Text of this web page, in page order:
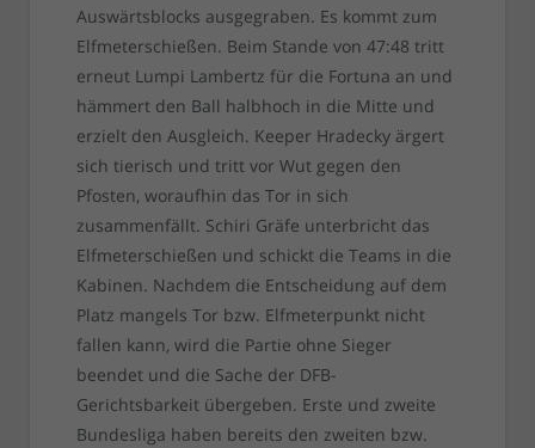
Auswärtsblocks ausgegraben. Es kommt zum
Elfmeterschießen. Beim Stande von 47:48 tritt
erneut Lumpi Lambertz für die Fortuna an und
hämmert den Ball halbhoch in die Mitte und
erzielt den Ausgleich. Keeper Hradecky ärgert
sich tierisch und tritt vor Wut gegen den
Pfosten, woraufhin das Tor in sich
zusammenfällt. Schiri Gräfe unterbricht das
Elfmeterschießen und schickt die Teams in die
Kabinen. Nachdem die Entscheidung auf dem
Platz mangels Tor bzw. Elfmeterpunkt nicht
fallen kann, wird die Partie ohne Sieger
beendet und die Sache der DFB-
Gerichtsbarkeit übergeben. Erste und zweite
Bundesliga haben bereits den zweiten bzw.